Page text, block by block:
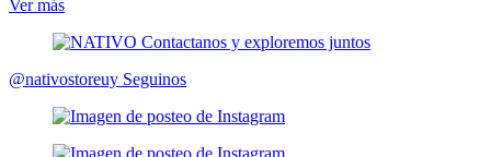
Ver más
@nativostoreuy Seguinos